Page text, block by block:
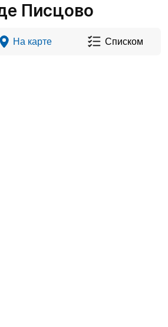
Писцово
На карте Списком